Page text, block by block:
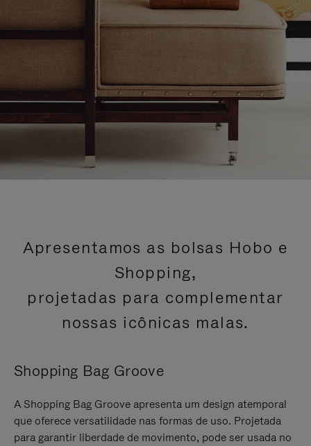
Apresentamos as bolsas Hobo e
Shopping,
projetadas para complementar
nossas icônicas malas.
Shopping Bag Groove
A Shopping Bag Groove apresenta um design atemporal
que oferece versatilidade nas formas de uso. Projetada
para garantir liberdade de movimento, pode ser usada no